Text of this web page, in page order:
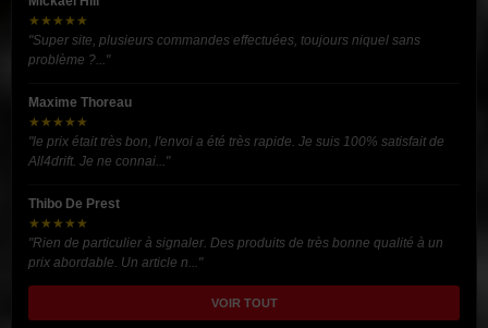
★★★★★
"Super site, plusieurs commandes effectuées, toujours niquel sans
problème ?..."
Maxime Thoreau
★★★★★
"le prix était très bon, l'envoi a été très rapide. Je suis 100% satisfait de
All4drift. Je ne connai..."
Thibo De Prest
★★★★★
"Rien de particulier à signaler. Des produits de très bonne qualité à un
prix abordable. Un article n..."
VOIR TOUT